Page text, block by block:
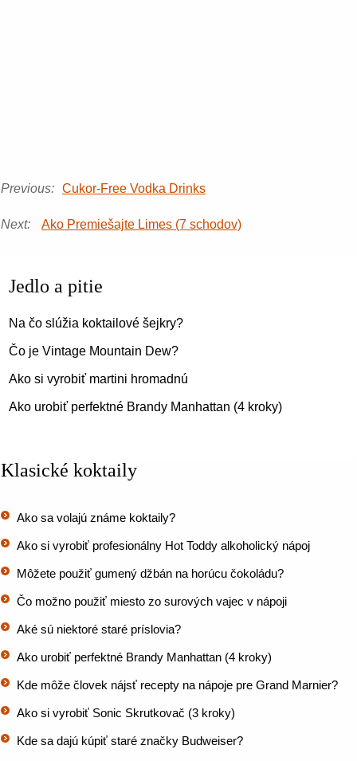
Previous: Cukor-Free Vodka Drinks
Next: Ako Premiešajte Limes (7 schodov)
Jedlo a pitie
Na čo slúžia koktailové šejkry?
Čo je Vintage Mountain Dew?
Ako si vyrobiť martini hromadnú
Ako urobiť perfektné Brandy Manhattan (4 kroky)
Klasické koktaily
Ako sa volajú známe koktaily?
Ako si vyrobiť profesionálny Hot Toddy alkoholický nápoj
Môžete použiť gumený džbán na horúcu čokoládu?
Čo možno použiť miesto zo surových vajec v nápoji
Aké sú niektoré staré príslovia?
Ako urobiť perfektné Brandy Manhattan (4 kroky)
Kde môže človek nájsť recepty na nápoje pre Grand Marnier?
Ako si vyrobiť Sonic Skrutkovač (3 kroky)
Kde sa dajú kúpiť staré značky Budweiser?